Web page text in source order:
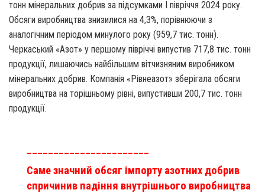
тонн мінеральних добрив за підсумками І півріччя 2024 року.
Обсяги виробництва знизилися на 4,3%, порівнюючи з
аналогічним періодом минулого року (959,7 тис. тонн).
Черкаський «Азот» у першому півріччі випустив 717,8 тис. тонн
продукції, лишаючись найбільшим вітчизняним виробником
мінеральних добрив. Компанія «Рівнеазот» зберігала обсяги
виробництва на торішньому рівні, випустивши 200,7 тис. тонн
продукції.
_______________________
Саме значний обсяг імпорту азотних добрив
спричинив падіння внутрішнього виробництва